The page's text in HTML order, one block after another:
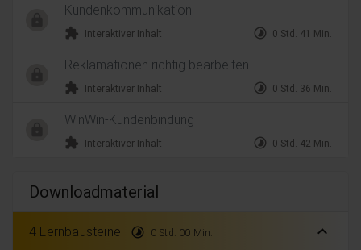
Kundenkommunikation
extension Interaktiver Inhalt timelapse 0 Std. 41 Min.
Reklamationen richtig bearbeiten
extension Interaktiver Inhalt timelapse 0 Std. 36 Min.
WinWin-Kundenbindung
extension Interaktiver Inhalt timelapse 0 Std. 42 Min.
Downloadmaterial
4 Lernbausteine timelapse 0 Std. 00 Min. expand_less